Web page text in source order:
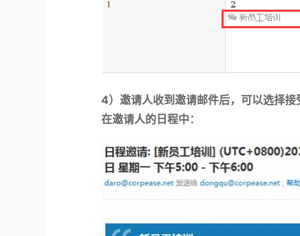
4）邀请人收到邀请邮件后，可以选择
在邀请人的日程中：